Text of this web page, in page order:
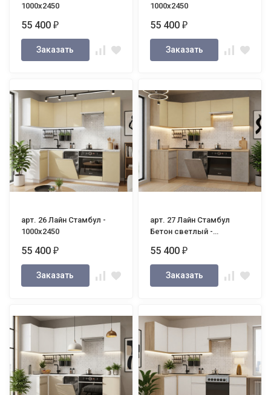
1000х2450
55 400₽
Заказать
1000х2450
55 400₽
Заказать
арт. 26 Лайн Стамбул -
1000х2450
55 400₽
Заказать
арт. 27 Лайн Стамбул
Бетон светлый -
55 400₽
Заказать